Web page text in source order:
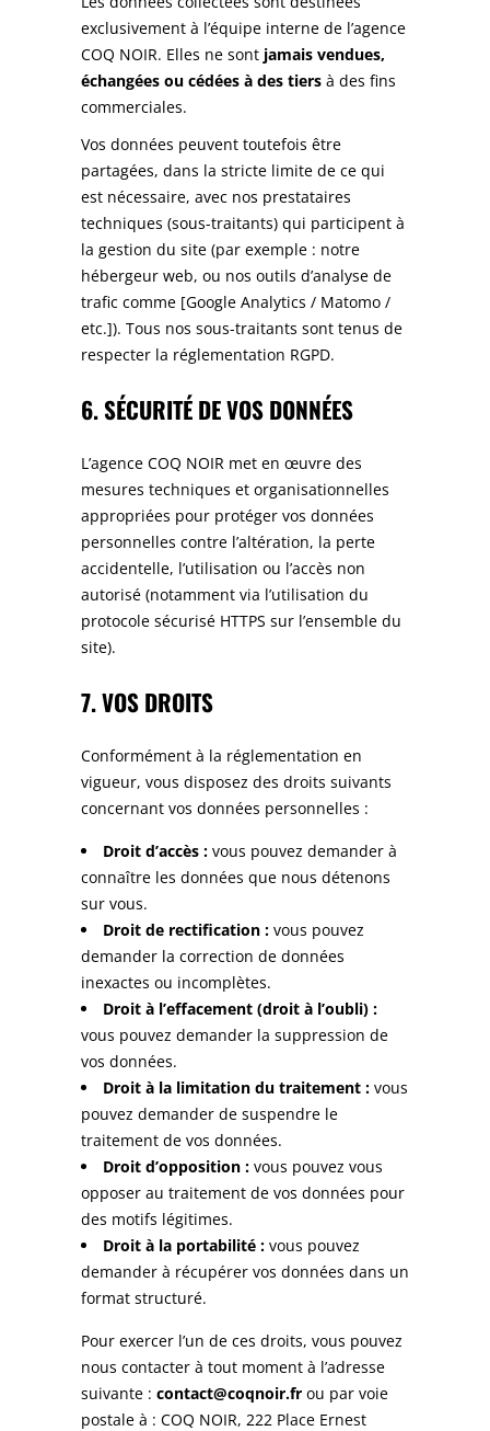
exclusivement à l’équipe interne de l’agence
COQ NOIR. Elles ne sont jamais vendues,
échangées ou cédées à des tiers à des fins
commerciales.
Vos données peuvent toutefois être
partagées, dans la stricte limite de ce qui
est nécessaire, avec nos prestataires
techniques (sous-traitants) qui participent à
la gestion du site (par exemple : notre
hébergeur web, ou nos outils d’analyse de
trafic comme [Google Analytics / Matomo /
etc.]). Tous nos sous-traitants sont tenus de
respecter la réglementation RGPD.
6. SÉCURITÉ DE VOS DONNÉES
L’agence COQ NOIR met en œuvre des
mesures techniques et organisationnelles
appropriées pour protéger vos données
personnelles contre l’altération, la perte
accidentelle, l’utilisation ou l’accès non
autorisé (notamment via l’utilisation du
protocole sécurisé HTTPS sur l’ensemble du
site).
7. VOS DROITS
Conformément à la réglementation en
vigueur, vous disposez des droits suivants
concernant vos données personnelles :
Droit d’accès : vous pouvez demander à
connaître les données que nous détenons
sur vous.
Droit de rectification : vous pouvez
demander la correction de données
inexactes ou incomplètes.
Droit à l’effacement (droit à l’oubli) :
vous pouvez demander la suppression de
vos données.
Droit à la limitation du traitement : vous
pouvez demander de suspendre le
traitement de vos données.
Droit d’opposition : vous pouvez vous
opposer au traitement de vos données pour
des motifs légitimes.
Droit à la portabilité : vous pouvez
demander à récupérer vos données dans un
format structuré.
Pour exercer l’un de ces droits, vous pouvez
nous contacter à tout moment à l’adresse
suivante : contact@coqnoir.fr ou par voie
postale à : COQ NOIR, 222 Place Ernest